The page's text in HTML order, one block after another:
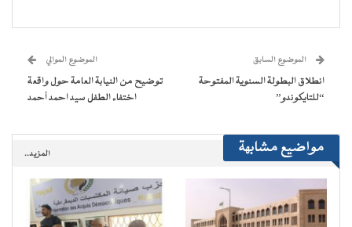
في في في في جديدة) الإلكتروني
نافذة
جديدة)
الموضوع السابق
انطلاق البطولة السنوية المفتوحة
“للتايكوندو”
الموضوع الموالي
توضيح من النيابة العامة حول واقعة
اختفاء الطفل سيد احمد أحمد
مواضيع مشابهة المزيد..